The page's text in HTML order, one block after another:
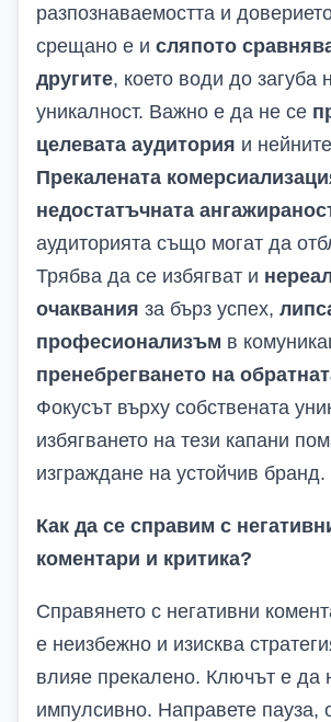
разпознаваемостта и
срещано е и сляпото
другите, което води до загуба
уникалност. Важно е да не се
целевата аудитория и
Прекалената
недостатъчната
аудиторията също могат да
Трябва да се избягват и
очаквания за бърз успех,
професионализъм в
пренебрегването на
Фокусът върху собствената
избягването на тези капани
изграждане на устойчив бранд.
Как да се справим с
коментари и критика?
Справянето с негативни
е неизбежно и изисква
влияе прекалено. Ключът е да
импулсивно. Направете пауза,